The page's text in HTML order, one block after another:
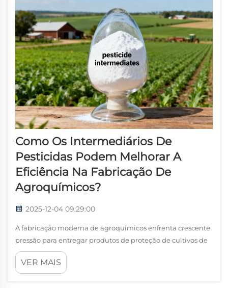
Como Os Intermediários De
Pesticidas Podem Melhorar A
Eficiência Na Fabricação De
Agroquímicos?
2025-12-04 09:29:00
A fabricação moderna de agroquímicos enfrenta crescente
pressão para entregar produtos de proteção de cultivos de
alta qualidade, mantendo a rentabilidade e o
cumprimento das normas ambientais. O uso estratégico de
VER MAIS